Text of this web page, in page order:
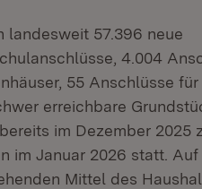
landesweit 57.396 neue
4.004
55 Anschlüsse
erreichbare
im Dezember 2025
im Januar 2026 statt. Auf
Mittel des